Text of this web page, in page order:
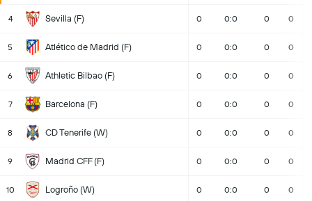
4 Sevilla (F) 0 0:0 0 0
5 Atlético de Madrid (F) 0 0:0 0 0
6 Athletic Bilbao (F) 0 0:0 0 0
7 Barcelona (F) 0 0:0 0 0
8 CD Tenerife (W) 0 0:0 0 0
9 Madrid CFF (F) 0 0:0 0 0
10 Logroño (W) 0 0:0 0 0